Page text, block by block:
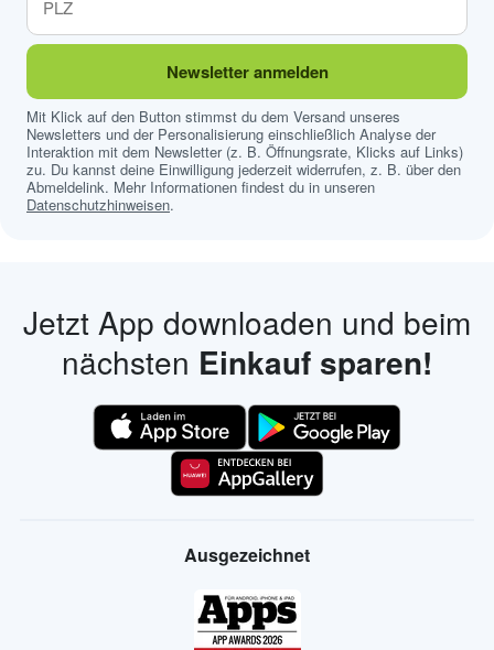
Newsletter anmelden
Mit Klick auf den Button stimmst du dem Versand unseres
Newsletters und der Personalisierung einschließlich Analyse der
Interaktion mit dem Newsletter (z. B. Öffnungsrate, Klicks auf Links)
zu. Du kannst deine Einwilligung jederzeit widerrufen, z. B. über den
Abmeldelink. Mehr Informationen findest du in unseren
Datenschutzhinweisen.
Jetzt App downloaden und beim
nächsten Einkauf sparen!
Ausgezeichnet